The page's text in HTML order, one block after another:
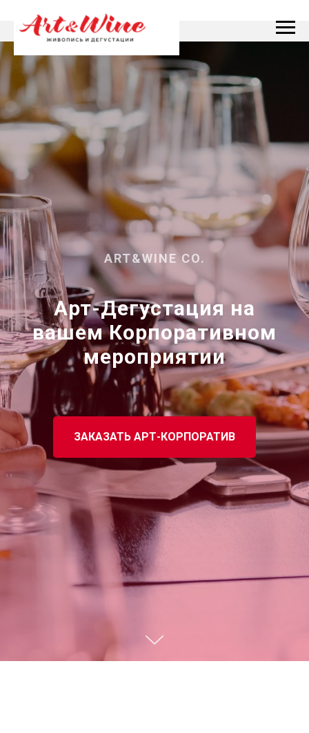
ART&WINE CO.
Арт-Дегустация на
вашем Корпоративном
мероприятии
ЗАКАЗАТЬ АРТ-КОРПОРАТИВ